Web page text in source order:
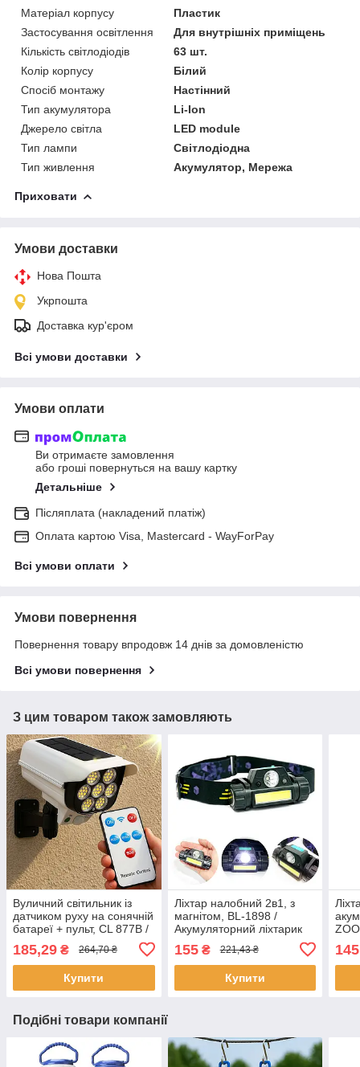
Матеріал корпусу
Пластик
Застосування освітлення
Для внутрішніх приміщень
Кількість світлодіодів
63 шт.
Колір корпусу
Білий
Спосіб монтажу
Настінний
Тип акумулятора
Li-Ion
Джерело світла
LED module
Тип лампи
Світлодіодна
Тип живлення
Акумулятор, Мережа
Приховати
Умови доставки
Нова Пошта
Укрпошта
Доставка кур'єром
Всі умови доставки
Умови оплати
Ви отримаєте замовлення
або гроші повернуться на вашу картку
Детальніше
Післяплата (накладений платіж)
Оплата картою Visa, Mastercard - WayForPay
Всі умови оплати
Умови повернення
Повернення товару впродовж 14 днів за домовленістю
Всі умови повернення
З цим товаром також замовляють
Вуличний світильник із
датчиком руху на сонячній
батареї + пульт, CL 877B /
вигляді камери
185,29 ₴ 264,70 ₴
Купити
Ліхтар налобний 2в1, з
магнітом, BL-1898 /
Акумуляторний ліхтарик
на голову / Світлодіодний
налобний ліхтарик
155₴ 221,43 ₴
Купити
Подібні товари компанії